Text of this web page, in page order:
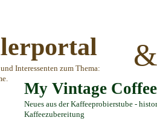
Interessenten zum Thema:
&
My Vintage
Neues aus der Kaffeeprobierstube -
Kaffeezubereitung